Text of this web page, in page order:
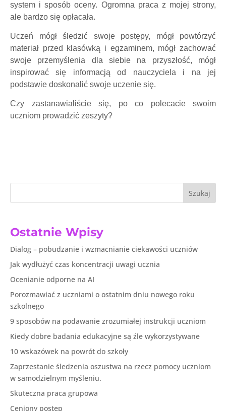
system i sposób oceny. Ogromna praca z mojej strony,
ale bardzo się opłacała.
Uczeń mógł śledzić swoje postępy, mógł powtórzyć
materiał przed klasówką i egzaminem, mógł zachować
swoje przemyślenia dla siebie na przyszłość, mógł
inspirować się informacją od nauczyciela i na jej
podstawie doskonalić swoje uczenie się.
Czy zastanawialiście się, po co polecacie swoim
uczniom prowadzić zeszyty?
Szukaj
Ostatnie Wpisy
Dialog – pobudzanie i wzmacnianie ciekawości uczniów
Jak wydłużyć czas koncentracji uwagi ucznia
Ocenianie odporne na AI
Porozmawiać z uczniami o ostatnim dniu nowego roku
szkolnego
9 sposobów na podawanie zrozumiałej instrukcji uczniom
Kiedy dobre badania edukacyjne są źle wykorzystywane
10 wskazówek na powrót do szkoły
Zaprzestanie śledzenia oszustwa na rzecz pomocy uczniom
w samodzielnym myśleniu.
Skuteczna praca grupowa
Ceniony postęp